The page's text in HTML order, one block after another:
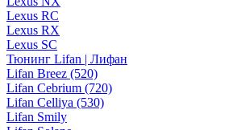
Lexus RC
Lexus RX
Lexus SC
Тюнинг Lifan | Лифан
Lifan Breez (520)
Lifan Cebrium (720)
Lifan Celliya (530)
Lifan Smily